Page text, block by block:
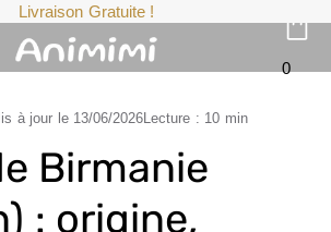
Livraison Gratuite !
0
à jour le 13/06/2026Lecture : 10 min
Birmanie
: origine,